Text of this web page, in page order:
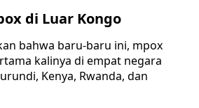
di Luar Kongo
bahwa baru-baru ini, mpox
kalinya di empat negara
Kenya, Rwanda, dan